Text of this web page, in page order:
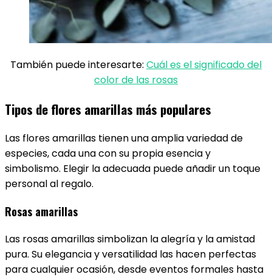
También puede interesarte: Cuál es el significado del
color de las rosas
Tipos de flores amarillas más populares
Las flores amarillas tienen una amplia variedad de
especies, cada una con su propia esencia y
simbolismo. Elegir la adecuada puede añadir un toque
personal al regalo.
Rosas amarillas
Las rosas amarillas simbolizan la alegría y la amistad
pura. Su elegancia y versatilidad las hacen perfectas
para cualquier ocasión, desde eventos formales hasta